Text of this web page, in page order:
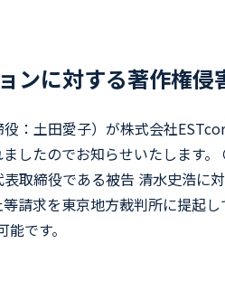
ンに対する著作権侵
：土田愛子）が株式会社
したのでお知らせいたします
取締役である被告 清水史浩
請求を東京地方裁判所に提起
です。